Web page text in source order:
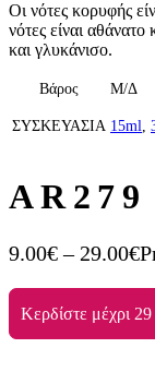
Οι νότες κορυφής
νότες είναι αθάνατο
και γλυκάνισο.
Βάρος Μ/Δ
ΣΥΣΚΕΥΑΣΙΑ 15ml,
9.00€ – 29.00€
Κερδίστε μέχρι 29